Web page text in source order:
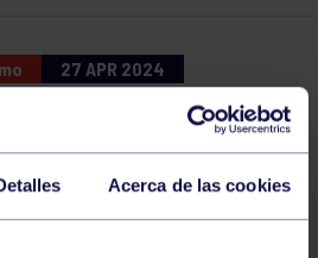
Acerca de las cookies
27 APR 2024
RELACIONADAS